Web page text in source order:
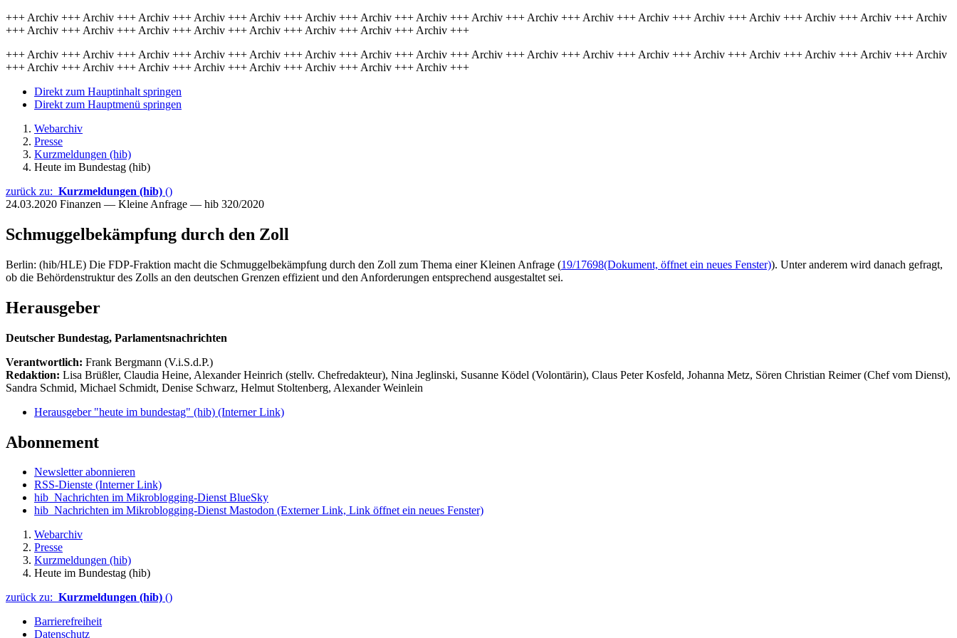
+++ Archiv +++ Archiv +++ Archiv +++ Archiv +++ Archiv +++ Archiv +++ Archiv +++ Archiv +++ Archiv +++ Archiv +++ Archiv +++ Archiv +++ Archiv +++ Archiv +++ Archiv +++ Archiv +++ Archiv
+++ Archiv +++ Archiv +++ Archiv +++ Archiv +++ Archiv +++ Archiv +++ Archiv +++ Archiv +++
+++ Archiv +++ Archiv +++ Archiv +++ Archiv +++ Archiv +++ Archiv +++ Archiv +++ Archiv +++ Archiv +++ Archiv +++ Archiv +++ Archiv +++ Archiv +++ Archiv +++ Archiv +++ Archiv +++ Archiv
+++ Archiv +++ Archiv +++ Archiv +++ Archiv +++ Archiv +++ Archiv +++ Archiv +++ Archiv +++
Direkt zum Hauptinhalt springen
Direkt zum Hauptmenü springen
Webarchiv
Presse
Kurzmeldungen (hib)
Heute im Bundestag (hib)
zurück zu: Kurzmeldungen (hib) ()
24.03.2020 Finanzen — Kleine Anfrage — hib 320/2020
Schmuggelbekämpfung durch den Zoll
Berlin: (hib/HLE) Die FDP-Fraktion macht die Schmuggelbekämpfung durch den Zoll zum Thema einer Kleinen Anfrage (19/17698(Dokument, öffnet ein neues Fenster)). Unter anderem wird danach gefragt,
ob die Behördenstruktur des Zolls an den deutschen Grenzen effizient und den Anforderungen entsprechend ausgestaltet sei.
Herausgeber
Deutscher Bundestag, Parlamentsnachrichten
Verantwortlich: Frank Bergmann (V.i.S.d.P.)
Redaktion: Lisa Brüßler, Claudia Heine, Alexander Heinrich (stellv. Chefredakteur), Nina Jeglinski, Susanne Ködel (Volontärin), Claus Peter Kosfeld, Johanna Metz, Sören Christian Reimer (Chef vom Dienst),
Sandra Schmid, Michael Schmidt, Denise Schwarz, Helmut Stoltenberg, Alexander Weinlein
Herausgeber "heute im bundestag" (hib) (Interner Link)
Abonnement
Newsletter abonnieren
RSS-Dienste (Interner Link)
hib_Nachrichten im Mikroblogging-Dienst BlueSky
hib_Nachrichten im Mikroblogging-Dienst Mastodon (Externer Link, Link öffnet ein neues Fenster)
Webarchiv
Presse
Kurzmeldungen (hib)
Heute im Bundestag (hib)
zurück zu: Kurzmeldungen (hib) ()
Barrierefreiheit
Datenschutz